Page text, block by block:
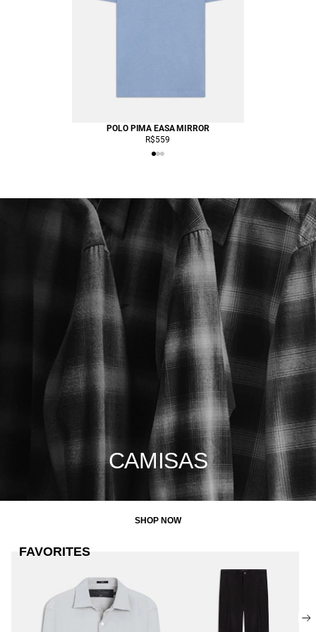
POLO PIMA EASA MIRROR
R$559
CAMISAS
SHOP NOW
FAVORITES